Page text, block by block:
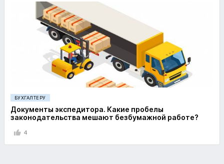
БУХГАЛТЕРУ
Документы экспедитора. Какие пробелы
законодательства мешают безбумажной работе?
4